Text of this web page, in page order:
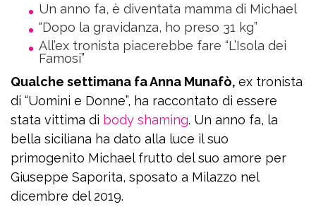
Un anno fa, è diventata mamma di Michael
“Dopo la gravidanza, ho preso 31 kg”
All’ex tronista piacerebbe fare “L’Isola dei
Famosi”
Qualche settimana fa Anna Munafò, ex tronista
di “Uomini e Donne”, ha raccontato di essere
stata vittima di body shaming. Un anno fa, la
bella siciliana ha dato alla luce il suo
primogenito Michael frutto del suo amore per
Giuseppe Saporita, sposato a Milazzo nel
dicembre del 2019.